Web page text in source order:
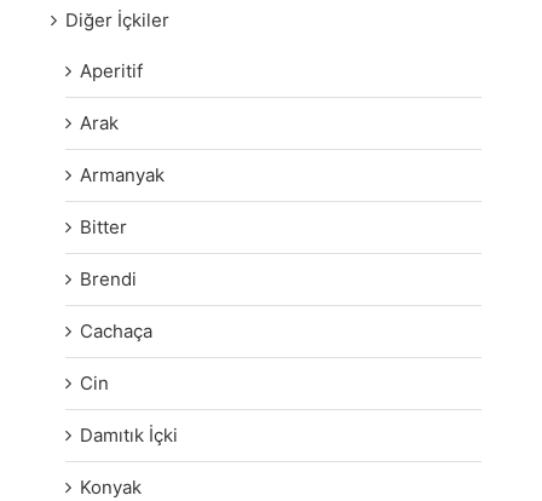
Diğer İçkiler
Aperitif
Arak
Armanyak
Bitter
Brendi
Cachaça
Cin
Damıtık İçki
Konyak